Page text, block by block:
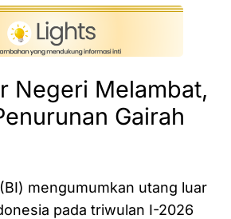
Negeri Melambat,
Gairah
mengumumkan utang luar
pada triwulan I-2026